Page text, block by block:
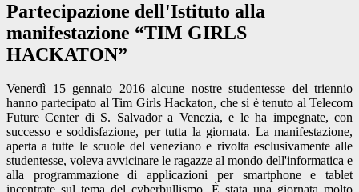
Partecipazione dell'Istituto alla
manifestazione “TIM GIRLS
HACKATON”
Venerdì 15 gennaio 2016 alcune nostre studentesse del triennio
hanno partecipato al Tim Girls Hackaton, che si è tenuto al Telecom
Future Center di S. Salvador a Venezia, e le ha impegnate, con
successo e soddisfazione, per tutta la giornata. La manifestazione,
aperta a tutte le scuole del veneziano e rivolta esclusivamente alle
studentesse, voleva avvicinare le ragazze al mondo dell'informatica e
alla programmazione di applicazioni per smartphone e tablet